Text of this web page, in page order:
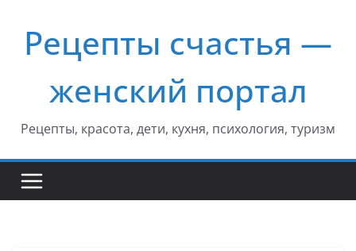
содержимому
Рецепты счастья —
женский портал
Рецепты, красота, дети, кухня, психология, туризм